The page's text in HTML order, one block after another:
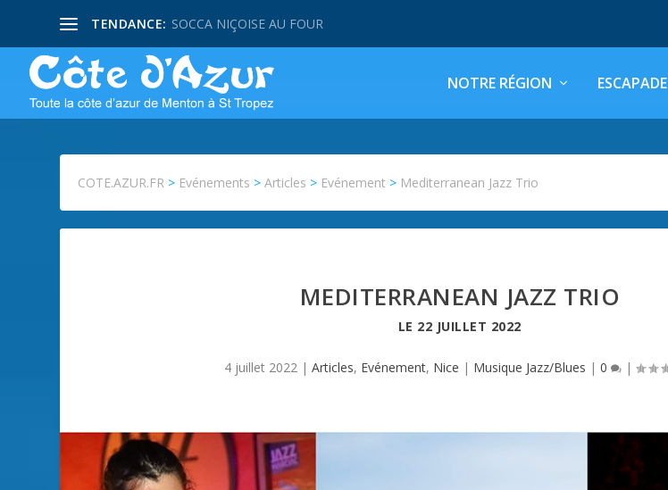
TENDANCE: SOCCA NIÇOISE AU FOUR
NOTRE RÉGION ESCAPADE
COTE.AZUR.FR > Evénements >Articles > Evénement > Mediterranean Jazz Trio
MEDITERRANEAN JAZZ TRIO
LE 22 JUILLET 2022
4 juillet 2022 |Articles, Evénement, Nice | Musique Jazz/Blues |0 |